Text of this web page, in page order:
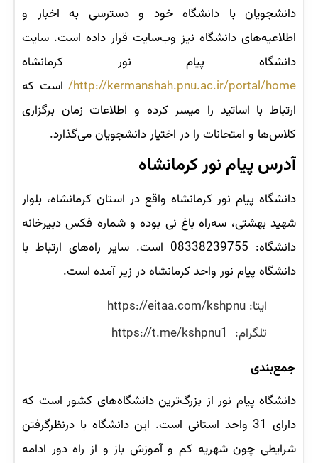
دانشجویان با دانشگاه خود و دسترسی به اخبار و
اطلاعیه‌های دانشگاه نیز وب‌سایت قرار داده است. سایت
دانشگاه پیام نور کرمانشاه
http://kermanshah.pnu.ac.ir/portal/home/
است که
ارتباط با اساتید را میسر کرده و اطلاعات زمان برگزاری
کلاس‌ها و امتحانات را در اختیار دانشجویان می‌گذارد.
آدرس پیام نور کرمانشاه
دانشگاه پیام نور کرمانشاه واقع در استان کرمانشاه، بلوار
شهید بهشتی، سه‌راه باغ نی بوده و شماره فکس دبیرخانه
دانشگاه: 08338239755 است. سایر راه‌های ارتباط با
دانشگاه پیام نور واحد کرمانشاه در زیر آمده است.
ایتا: https://eitaa.com/kshpnu
تلگرام: https://t.me/kshpnu1
جمع‌بندی
دانشگاه پیام نور از بزرگ‌ترین دانشگاه‌های کشور است که
دارای 31 واحد استانی است. این دانشگاه با درنظرگرفتن
شرایطی چون شهریه کم و آموزش باز و از راه دور ادامه